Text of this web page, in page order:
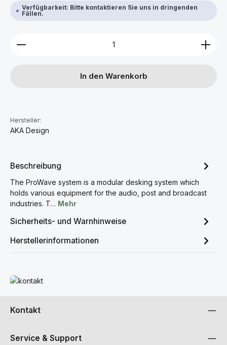
Verfügbarkeit: Bitte kontaktieren Sie uns in dringenden
Fällen.
Produkt Anzahl: Gib den gewünschten Wert ein
In den Warenkorb
Hersteller:
AKA Design
Beschreibung
The ProWave system is a modular desking system which
holds various equipment for the audio, post and broadcast
industries. T… Mehr
Sicherheits- und Warnhinweise
Herstellerinformationen
Mehr erfahren
Kontakt
Service & Support